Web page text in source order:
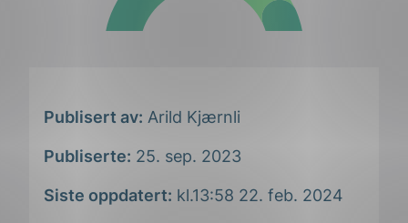
Publisert av: Arild Kjærnli
Publiserte: 25. sep. 2023
Siste oppdatert: kl.13:58 22. feb. 2024